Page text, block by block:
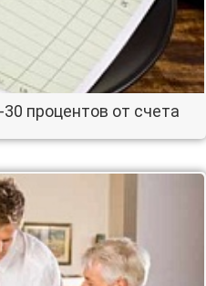
процентов от счета